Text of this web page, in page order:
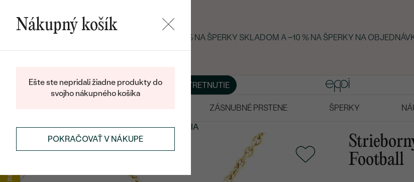
LETNÝ BLACK FRIDAY: −25 % NA ŠPERKY SKLADOM A −10 % NA ŠPERKY NA
BLOGŠPERKY NA MIERU DOHODNÚŤ STRETNUTIE
ZÁSNUBNÉ PRSTENE ŠPERKY
ŠPERKYSYMBOLICKÉ ŠPERKYŠPORTOVÁ KOLEKCIA
Football
Nákupný košík
Ešte ste nepridali žiadne produkty do
svojho nákupného košíka
POKRAČOVAŤ V NÁKUPE